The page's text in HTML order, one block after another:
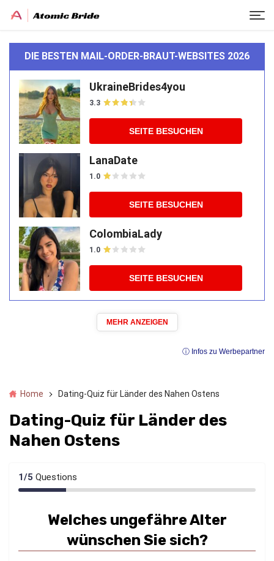
Home Dating-Quiz für Länder des Nahen Ostens
Dating-Quiz für Länder des
Nahen Ostens
Welches ungefähre Alter
wünschen Sie sich?
1/5 Questions
DIE BESTEN MAIL-ORDER-BRAUT-WEBSITES 2026
UkraineBrides4you
3.3
SEITE BESUCHEN
LanaDate
1.0
SEITE BESUCHEN
ColombiaLady
1.0
SEITE BESUCHEN
MEHR ANZEIGEN
ⓘ Infos zu Werbepartner